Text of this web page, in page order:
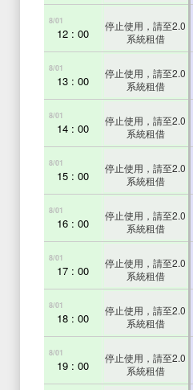
8/01
12 : 00
停止使用，請至2.0
系統租借
8/01
13 : 00
停止使用，請至2.0
系統租借
8/01
14 : 00
停止使用，請至2.0
系統租借
8/01
15 : 00
停止使用，請至2.0
系統租借
8/01
16 : 00
停止使用，請至2.0
系統租借
8/01
17 : 00
停止使用，請至2.0
系統租借
8/01
18 : 00
停止使用，請至2.0
系統租借
8/01
19 : 00
停止使用，請至2.0
系統租借